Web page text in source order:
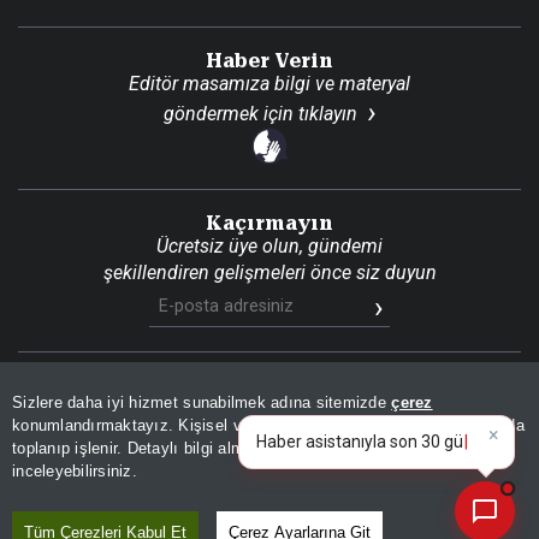
Sizlere daha iyi hizmet sunabilmek adına sitemizdeçerez
konumlandırmaktayız. Kişisel verileriniz, KVKK ve GDPR kapsamında
toplanıp işlenir. Detaylı bilgi almak içinAydınlatma Metnimizi
inceleyebilirsiniz.
Tüm Çerezleri Kabul Et Çerez Ayarlarına Git
Haber Verin
Editör masamıza bilgi ve materyal
göndermek için tıklayın
Kaçırmayın
Ücretsiz üye olun, gündemi
şekillendiren gelişmeleri önce siz duyun
© 2026 İhlas Medya Grubu. Tüm Hakları Saklıdır
Son DakikaSite HaritasıRSSKVKK Aydınlatma Metni
Gizlilik PolitikasıÇerez Politikası
×
Haber asistan